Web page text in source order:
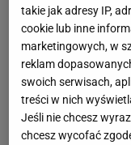
takie jak adresy IP,
cookie lub inne
marketingowych, w
reklam
swoich serwisach,
treści w nich
Jeśli nie chcesz
chcesz wycofać